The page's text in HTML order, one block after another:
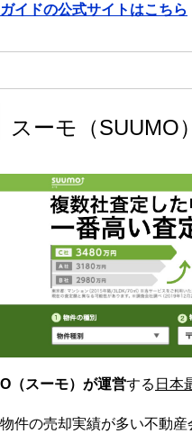
イドの公式サイトはこちら
スーモ（
（スーモ）が運営する 日本
件の売却実績が多い不動産